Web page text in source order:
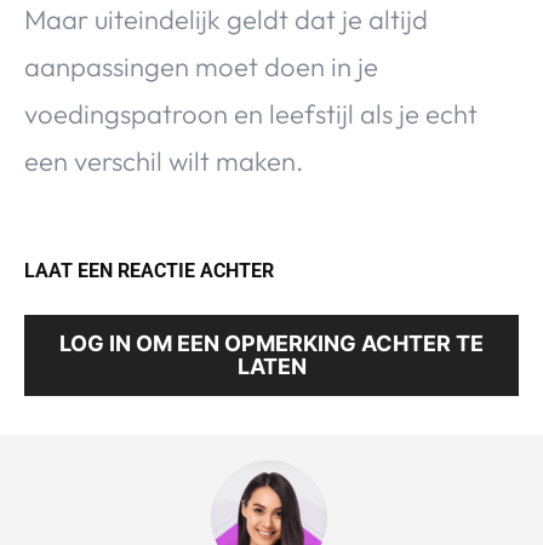
Maar uiteindelijk geldt dat je altijd
aanpassingen moet doen in je
voedingspatroon en leefstijl als je echt
een verschil wilt maken.
LAAT EEN REACTIE ACHTER
LOG IN OM EEN OPMERKING ACHTER TE
LATEN